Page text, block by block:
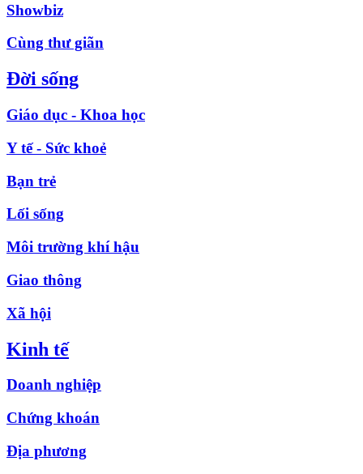
Showbiz
Cùng thư giãn
Đời sống
Giáo dục - Khoa học
Y tế - Sức khoẻ
Bạn trẻ
Lối sống
Môi trường khí hậu
Giao thông
Xã hội
Kinh tế
Doanh nghiệp
Chứng khoán
Địa phương